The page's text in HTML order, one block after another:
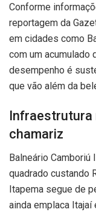
Conforme
reportagem da
em cidades como
com um acumulado
desempenho é
que vão além da
Infraestrutura
chamariz
Balneário Camboriú
quadrado custando
Itapema segue de
ainda emplaca Itajaí